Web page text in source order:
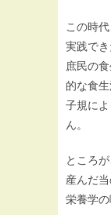
この時
実践で
庶民の
的な食
子規に
ん。
ところ
産んだ
栄養学の